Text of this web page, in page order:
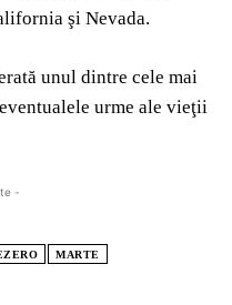
şi Nevada.
unul dintre cele mai
urme ale vieţii
-
MARTE